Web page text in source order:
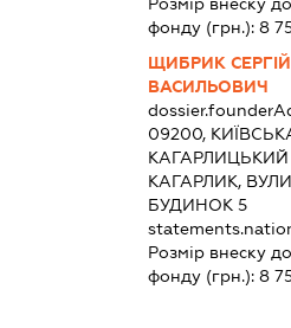
Розмір внеску
фонду (грн.):8
ЩИБРИК СЕРГІЙ
ВАСИЛЬОВИЧ
09200,
КАГАРЛИЦЬКИЙ
КАГАРЛИК,
БУДИНОК 5
Розмір внеску
фонду (грн.):8